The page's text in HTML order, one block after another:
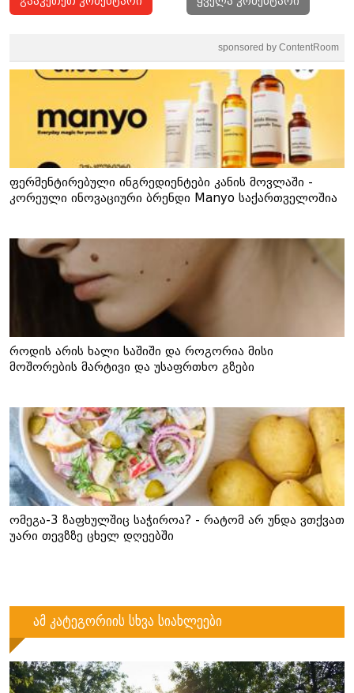
sponsored by ContentRoom
ფერმენტირებული ინგრედიენტები კანის მოვლაში -
კორეული ინოვაციური ბრენდი Manyo საქართველოშია
როდის არის ხალი საშიში და როგორია მისი
მოშორების მარტივი და უსაფრთხო გზები
ომეგა-3 ზაფხულშიც საჭიროა? - რატომ არ უნდა ვთქვათ
უარი თევზზე ცხელ დღეებში
ამ კატეგორიის სხვა სიახლეები